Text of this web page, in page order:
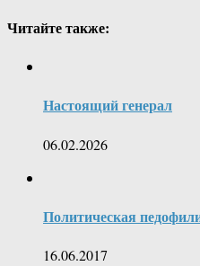
Читайте также:
Настоящий генерал
06.02.2026
Политическая
16.06.2017